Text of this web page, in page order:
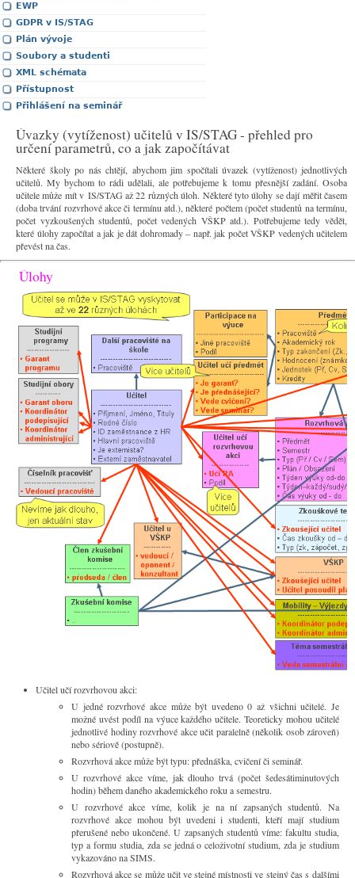
EWP
GDPR v IS/STAG
Plán vývoje
Soubory a studenti
XML schémata
Přístupnost
Přihlášení na seminář
Úvazky (vytíženost) učitelů v IS/STAG - přehled pro
určení parametrů, co a jak započítávat
Některé školy po nás chtějí, abychom jim spočítali úvazek (vytíženost) jednotlivých
učitelů. My bychom to rádi udělali, ale potřebujeme k tomu přesnější zadání. Osoba
učitele může mít v IS/STAG až 22 různých úloh. Některé tyto úlohy se dají měřit časem
(doba trvání rozvrhové akce či termínu atd.), některé počtem (počet studentů na termínu,
počet vyzkoušených studentů, počet vedených VŠKP atd.). Potřebujeme tedy vědět,
které úlohy započítat a jak je dát dohromady – např. jak počet VŠKP vedených učitelem
převést na čas.
Úlohy
Učitel učí rozvrhovou akci:
U jedné rozvrhové akce může být uvedeno 0 až všichni učitelé. Je
možné uvést podíl na výuce každého učitele. Teoreticky mohou učitelé
jednotlivé hodiny rozvrhové akce učit paralelně (několik osob zároveň)
nebo sériově (postupně).
Rozvrhová akce může být typu: přednáška, cvičení či seminář.
U rozvrhové akce víme, jak dlouho trvá (počet šedesátiminutových
hodin) během daného akademického roku a semestru.
U rozvrhové akce víme, kolik je na ní zapsaných studentů. Na
rozvrhové akce mohou být uvedeni i studenti, kteří mají studium
přerušené nebo ukončené. U zapsaných studentů víme: fakultu studia,
typ a formu studia, zda se jedná o celoživotní studium, zda je studium
vykazováno na SIMS.
Rozvrhová akce se může učit ve stejné místnosti ve stejný čas s dalšími